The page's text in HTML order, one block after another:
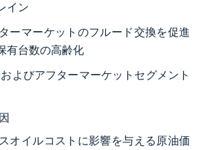
イン
ーマーケットのフルード交換を促進
有台数の高齢化
およびアフターマーケットセグメント
オイルコストに影響を与える原油価